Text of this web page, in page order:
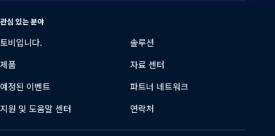
관심 있는 분야
토비입니다.
솔루션
제품
자료 센터
예정된 이벤트
파트너 네트워크
지원 및 도움말 센터
연락처